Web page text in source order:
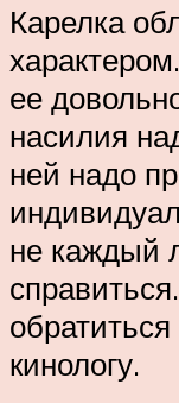
Карелка
ее
насилия
ней надо
не каждый
кинологу.